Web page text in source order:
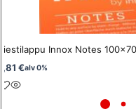
Innox Notes
€alv 0%